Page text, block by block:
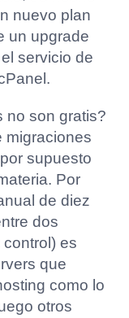
nuevo plan
un upgrade
servicio de
no son gratis?
migraciones
supuesto
Por
de diez
dos
es
que
como lo
otros